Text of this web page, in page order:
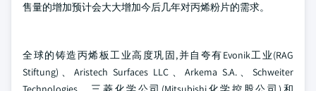
售量的增加预计会大大增加今后几年对丙烯粉片的需求。
全球的铸造丙烯板工业高度巩固,并自夸有Evonik工业(RAG
Stiftung)、Aristech Surfaces LLC、Arkema S.A.、Schweiter